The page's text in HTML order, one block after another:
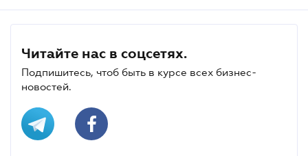
Читайте нас в соцсетях.
Подпишитесь, чтоб быть в курсе всех бизнес-
новостей.